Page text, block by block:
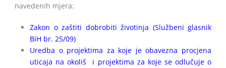
navedenih mjera:
Zakon o zaštiti dobrobiti životinja (Službeni glasnik
BiH br. 25/09)
Uredba o projektima za koje je obavezna procjena
uticaja na okoliš i projektima za koje se odlučuje o